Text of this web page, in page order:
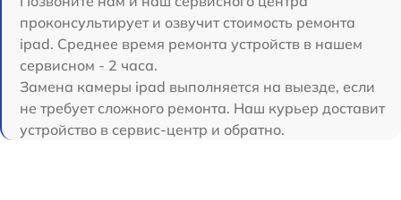
проконсультирует и озвучит стоимость ремонта
ipad. Среднее время ремонта устройств в нашем
сервисном - 2 часа.
Замена камеры ipad выполняется на выезде, если
не требует сложного ремонта. Наш курьер доставит
устройство в сервис-центр и обратно.